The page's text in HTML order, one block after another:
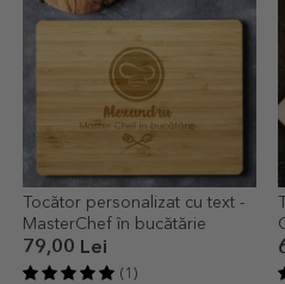
Tocător personalizat cu text -
MasterChef în bucătărie
79,00 Lei
(1)